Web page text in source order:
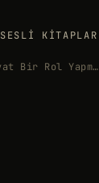
SESLI KITAPLAR
Hayat Bir Rol Yapma Oyunu Ola…